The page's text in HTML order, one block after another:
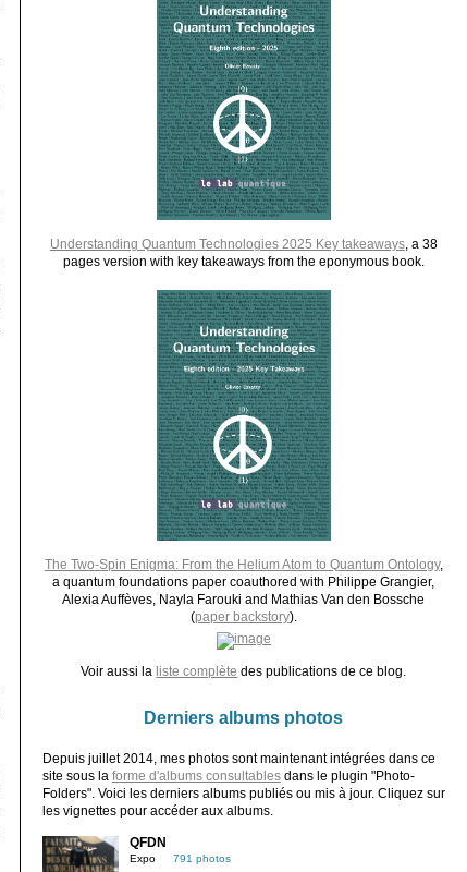
Understanding Quantum Technologies 2025 Key takeaways, a 38
pages version with key takeaways from the eponymous book.
The Two-Spin Enigma: From the Helium Atom to Quantum Ontology,
a quantum foundations paper coauthored with Philippe Grangier,
Alexia Auffèves, Nayla Farouki and Mathias Van den Bossche
(paper backstory).
Voir aussi la liste complète des publications de ce blog.
Derniers albums photos
Depuis juillet 2014, mes photos sont maintenant intégrées dans ce
site sous la forme d'albums consultablesdans le plugin "Photo-
Folders". Voici les derniers albums publiés ou mis à jour. Cliquez sur
les vignettes pour accéder aux albums.
QFDN
Expo 791 photos